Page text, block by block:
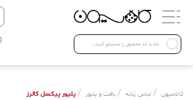
دسته بندی ها
Open submenu ( لباس زنانه )
لباس زنانه
لباس مردانه
کالاسیون / لباس زنانه / بافت و پلیور / پلیور پیکسل کالرز